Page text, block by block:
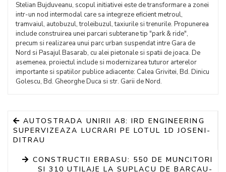
Stelian Bujduveanu, scopul initiativei este de transformare a zonei
intr-un nod intermodal care sa integreze eficient metroul,
tramvaiul, autobuzul, troleibuzul, taxiurile si trenurile. Propunerea
include construirea unei parcari subterane tip "park & ride",
precum si realizarea unui parc urban suspendat intre Gara de
Nord si Pasajul Basarab, cu alei pietonale si spatii de joaca. De
asemenea, proiectul include si modernizarea tuturor arterelor
importante si spatiilor publice adiacente: Calea Grivitei, Bd. Dinicu
Golescu, Bd. Gheorghe Duca si str. Garii de Nord.
AUTOSTRADA UNIRII A8: IRD ENGINEERING
SUPERVIZEAZA LUCRARI PE LOTUL 1D JOSENI-
DITRAU
CONSTRUCTII ERBASU: 550 DE MUNCITORI
SI 310 UTILAJE LA SUPLACU DE BARCAU-